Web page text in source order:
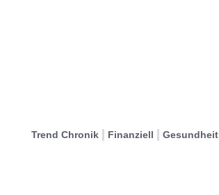
Trend Chronik Finanziell Gesundheit